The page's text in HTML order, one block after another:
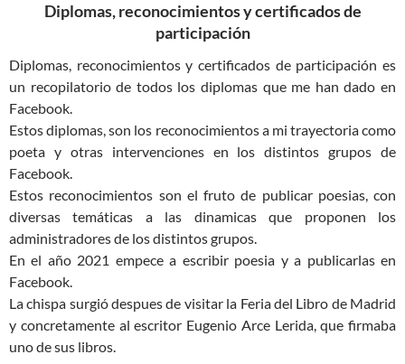
Diplomas, reconocimientos y certificados de
participación
Diplomas, reconocimientos y certificados de participación es
un recopilatorio de todos los diplomas que me han dado en
Facebook.
Estos diplomas, son los reconocimientos a mi trayectoria como
poeta y otras intervenciones en los distintos grupos de
Facebook.
Estos reconocimientos son el fruto de publicar poesias, con
diversas temáticas a las dinamicas que proponen los
administradores de los distintos grupos.
En el año 2021 empece a escribir poesia y a publicarlas en
Facebook.
La chispa surgió despues de visitar la Feria del Libro de Madrid
y concretamente al escritor Eugenio Arce Lerida, que firmaba
uno de sus libros.